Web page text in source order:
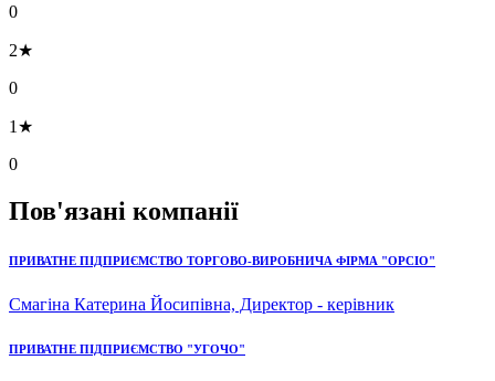
0
2★
0
1★
0
Пов'язані компанії
ПРИВАТНЕ ПІДПРИЄМСТВО ТОРГОВО-ВИРОБНИЧА ФІРМА "ОРСІО"
Смагіна Катерина Йосипівна, Директор - керівник
ПРИВАТНЕ ПІДПРИЄМСТВО "УГОЧО"